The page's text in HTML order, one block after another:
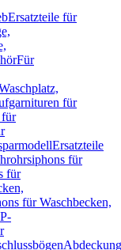
Ersatzteile für
Für
für
für
Ersatzteile
für
für
für Waschbecken,